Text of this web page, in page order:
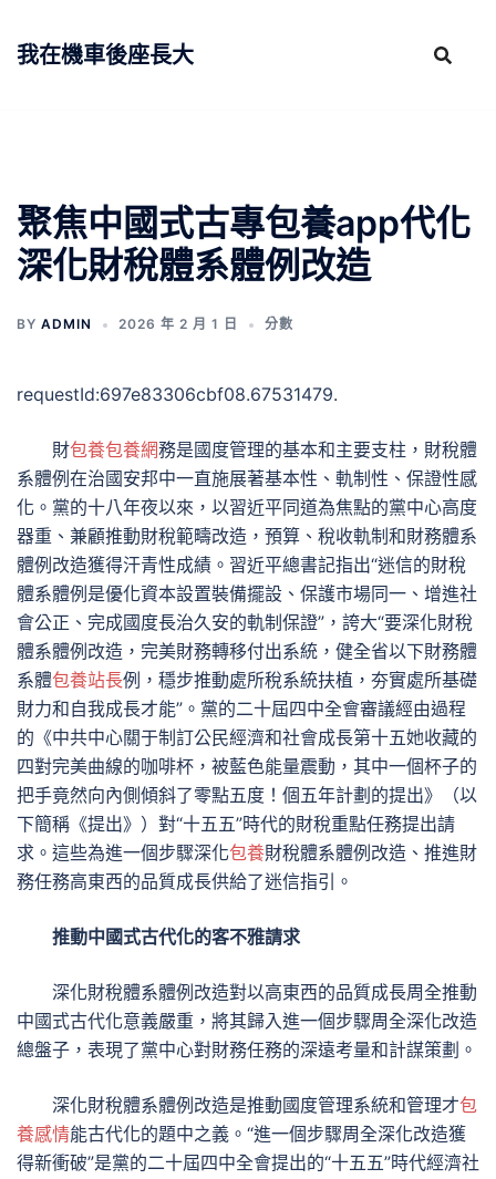
我在機車後座長大
聚焦中國式古專包養app代化
深化財稅體系體例改造
BY ADMIN 2026 年 2 月 1 日 分數
requestId:697e83306cbf08.67531479.
財包養包養網務是國度管理的基本和主要支柱，財稅體
系體例在治國安邦中一直施展著基本性、軌制性、保證性感
化。黨的十八年夜以來，以習近平同道為焦點的黨中心高度
器重、兼顧推動財稅範疇改造，預算、稅收軌制和財務體系
體例改造獲得汗青性成績。習近平總書記指出“迷信的財稅
體系體例是優化資本設置裝備擺設、保護市場同一、增進社
會公正、完成國度長治久安的軌制保證”，誇大“要深化財稅
體系體例改造，完美財務轉移付出系統，健全省以下財務體
系體包養站長例，穩步推動處所稅系統扶植，夯實處所基礎
財力和自我成長才能”。黨的二十屆四中全會審議經由過程
的《中共中心關于制訂公民經濟和社會成長第十五她收藏的
四對完美曲線的咖啡杯，被藍色能量震動，其中一個杯子的
把手竟然向內側傾斜了零點五度！個五年計劃的提出》（以
下簡稱《提出》）對“十五五”時代的財稅重點任務提出請
求。這些為進一個步驟深化包養財稅體系體例改造、推進財
務任務高東西的品質成長供給了迷信指引。
推動中國式古代化的客不雅請求
深化財稅體系體例改造對以高東西的品質成長周全推動
中國式古代化意義嚴重，將其歸入進一個步驟周全深化改造
總盤子，表現了黨中心對財務任務的深遠考量和計謀策劃。
深化財稅體系體例改造是推動國度管理系統和管理才包
養感情能古代化的題中之義。“進一個步驟周全深化改造獲
得新衝破”是黨的二十屆四中全會提出的“十五五”時代經濟社